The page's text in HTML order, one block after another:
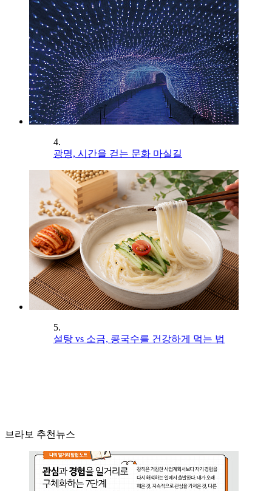
4.
광명, 시간을 걷는 문화 마실길
5.
설탕 vs 소금, 콩국수를 건강하게 먹는 법
브라보 추천뉴스